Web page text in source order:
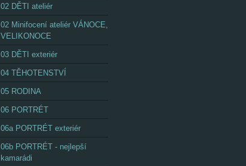
02 DĚTI ateliér
02 Minifocení ateliér VÁNOCE,
VELIKONOCE
03 DĚTI exteriér
04 TĚHOTENSTVÍ
05 RODINA
06 PORTRÉT
06a PORTRÉT exteriér
06b PORTRÉT - nejlepší
kamarádi